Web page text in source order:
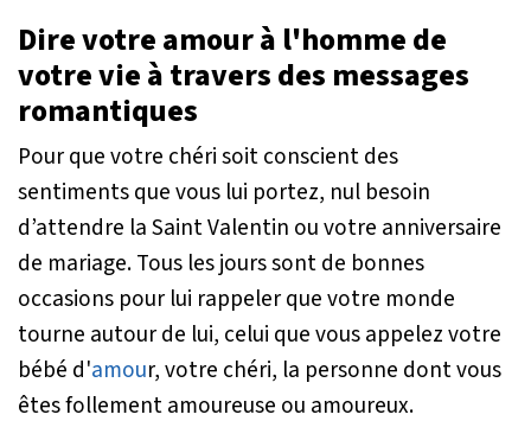
Dire votre amour à l'homme de
votre vie à travers des messages
romantiques
Pour que votre chéri soit conscient des
sentiments que vous lui portez, nul besoin
d’attendre la Saint Valentin ou votre anniversaire
de mariage. Tous les jours sont de bonnes
occasions pour lui rappeler que votre monde
tourne autour de lui, celui que vous appelez votre
bébé d'amour, votre chéri, la personne dont vous
êtes follement amoureuse ou amoureux.